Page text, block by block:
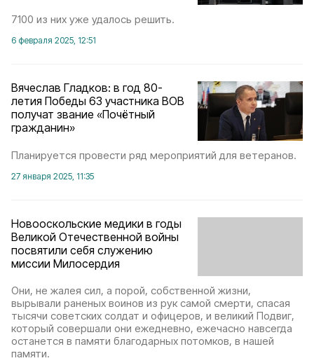
7100 из них уже удалось решить.
6 февраля 2025, 12:51
Вячеслав Гладков: в год 80-
летия Победы 63 участника ВОВ
получат звание «Почётный
гражданин»
Планируется провести ряд мероприятий для ветеранов.
27 января 2025, 11:35
Новооскольские медики в годы
Великой Отечественной войны
посвятили себя служению
миссии Милосердия
Они, не жалея сил, а порой, собственной жизни,
вырывали раненых воинов из рук самой смерти, спасая
тысячи советских солдат и офицеров, и великий Подвиг,
который совершали они ежедневно, ежечасно навсегда
останется в памяти благодарных потомков, в нашей
памяти.